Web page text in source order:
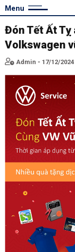
Menu
Đón Tết Ất Tỵ
Volkswagen
Admin - 17/12/2024